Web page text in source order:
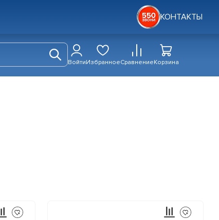
КОНТАКТЫ
ВойтиИзбранноеСравнениеКорзина